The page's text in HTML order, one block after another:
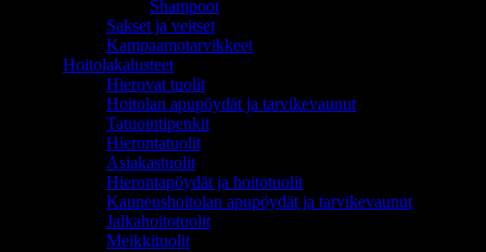
Shampoot
Sakset ja veitset
Kampaamotarvikkeet
Hoitolakalusteet
Hierovat tuolit
Hoitolan apupöydät ja tarvikevaunut
Tatuointipenkit
Hierontatuolit
Asiakastuolit
Hierontapöydät ja hoitotuolit
Kauneushoitolan apupöydät ja tarvikevaunut
Jalkahoitotuolit
Meikkituolit